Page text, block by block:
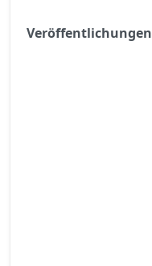
Veröffentlichungen